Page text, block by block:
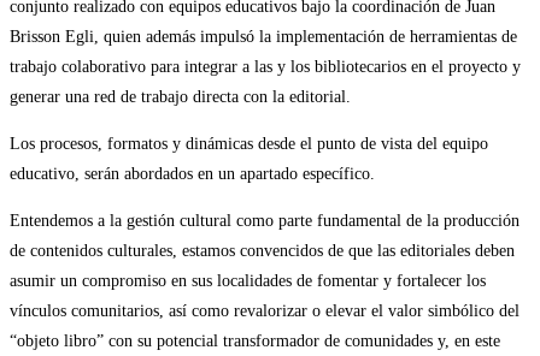
conjunto realizado con equipos educativos bajo la coordinación de Juan
Brisson Egli, quien además impulsó la implementación de herramientas de
trabajo colaborativo para integrar a las y los bibliotecarios en el proyecto y
generar una red de trabajo directa con la editorial.
Los procesos, formatos y dinámicas desde el punto de vista del equipo
educativo, serán abordados en un apartado específico.
Entendemos a la gestión cultural como parte fundamental de la producción
de contenidos culturales, estamos convencidos de que las editoriales deben
asumir un compromiso en sus localidades de fomentar y fortalecer los
vínculos comunitarios, así como revalorizar o elevar el valor simbólico del
“objeto libro” con su potencial transformador de comunidades y, en este